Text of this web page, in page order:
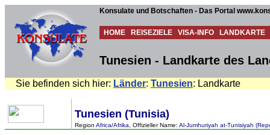
Konsulate und Botschaften - Das Portal
HOME REISEZIELE VISA-INFO LANDKARTE
Tunesien - Landkarte des
Sie befinden sich hier: Länder: Tunesien: Landkarte
Tunesien (Tunisia)
Region Africa/Afrika , Offizieller Name: Al-Jumhuriyah at-Tunisiyah